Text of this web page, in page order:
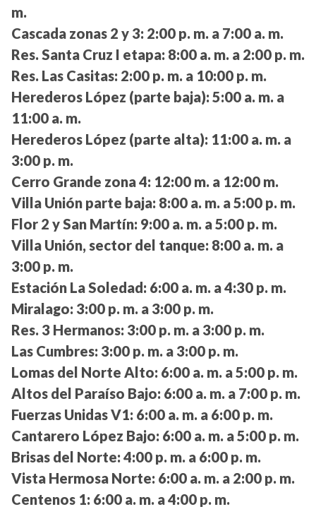
m.
Cascada zonas 2 y 3: 2:00 p. m. a 7:00 a. m.
Res. Santa Cruz I etapa: 8:00 a. m. a 2:00 p. m.
Res. Las Casitas: 2:00 p. m. a 10:00 p. m.
Herederos López (parte baja): 5:00 a. m. a
11:00 a. m.
Herederos López (parte alta): 11:00 a. m. a
3:00 p. m.
Cerro Grande zona 4: 12:00 m. a 12:00 m.
Villa Unión parte baja: 8:00 a. m. a 5:00 p. m.
Flor 2 y San Martín: 9:00 a. m. a 5:00 p. m.
Villa Unión, sector del tanque: 8:00 a. m. a
3:00 p. m.
Estación La Soledad: 6:00 a. m. a 4:30 p. m.
Miralago: 3:00 p. m. a 3:00 p. m.
Res. 3 Hermanos: 3:00 p. m. a 3:00 p. m.
Las Cumbres: 3:00 p. m. a 3:00 p. m.
Lomas del Norte Alto: 6:00 a. m. a 5:00 p. m.
Altos del Paraíso Bajo: 6:00 a. m. a 7:00 p. m.
Fuerzas Unidas V1: 6:00 a. m. a 6:00 p. m.
Cantarero López Bajo: 6:00 a. m. a 5:00 p. m.
Brisas del Norte: 4:00 p. m. a 6:00 p. m.
Vista Hermosa Norte: 6:00 a. m. a 2:00 p. m.
Centenos 1: 6:00 a. m. a 4:00 p. m.